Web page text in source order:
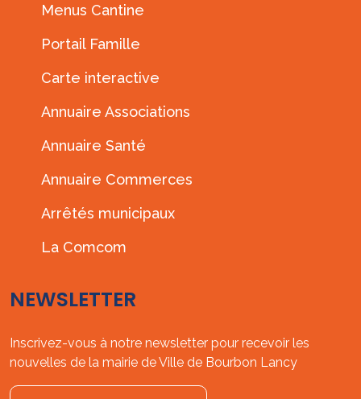
Menus Cantine
Portail Famille
Carte interactive
Annuaire Associations
Annuaire Santé
Annuaire Commerces
Arrêtés municipaux
La Comcom
NEWSLETTER
Inscrivez-vous à notre newsletter pour recevoir les
nouvelles de la mairie de Ville de Bourbon Lancy